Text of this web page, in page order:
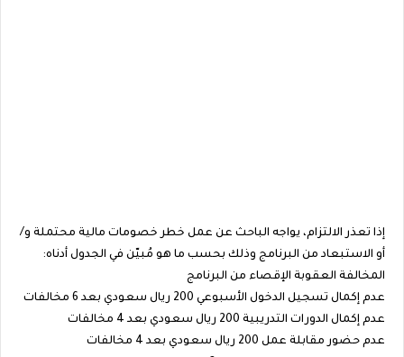
إذا تعذر الالتزام، يواجه الباحث عن عمل خطر خصومات مالية محتملة و/
أو الاستبعاد من البرنامج وذلك بحسب ما هو مُبيّن في الجدول أدناه:
المخالفة العقوبة الإقصاء من البرنامج
عدم إكمال تسجيل الدخول الأسبوعي 200 ريال سعودي بعد 6 مخالفات
عدم إكمال الدورات التدريبية 200 ريال سعودي بعد 4 مخالفات
عدم حضور مقابلة عمل 200 ريال سعودي بعد 4 مخالفات